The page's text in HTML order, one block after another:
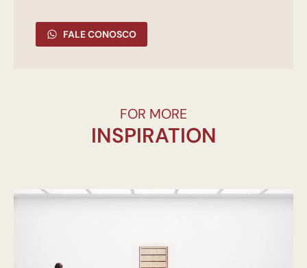
FALE CONOSCO
FOR MORE
INSPIRATION